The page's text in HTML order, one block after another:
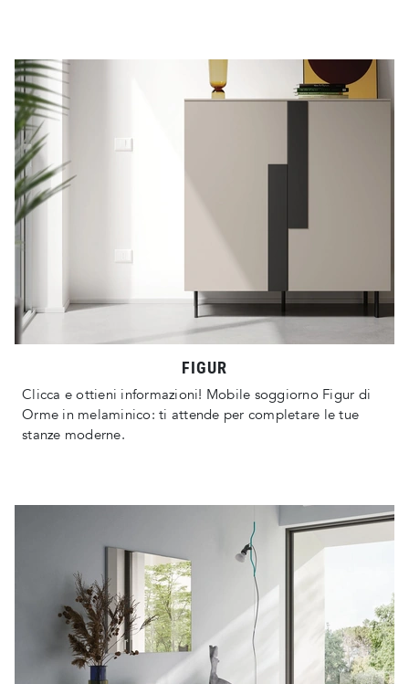
FIGUR
Clicca e ottieni informazioni! Mobile soggiorno Figur di
Orme in melaminico: ti attende per completare le tue
stanze moderne.